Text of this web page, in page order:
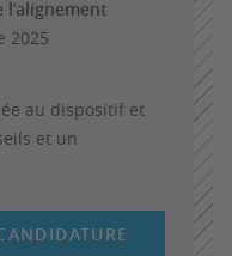
2025
au dispositif et
et un